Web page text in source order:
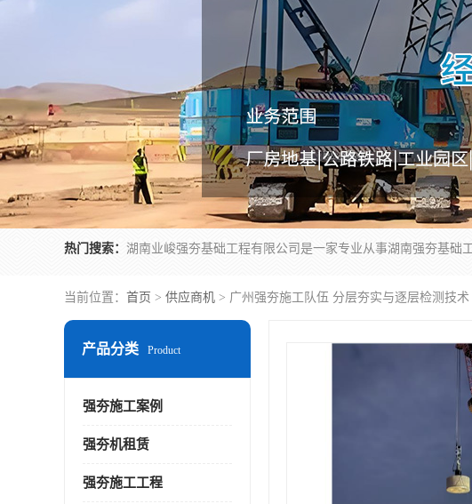
热门搜索：
当前位置： 首页 > 供应商机 > 广州强夯施工队伍 分层夯实与逐层检测技术
产品分类 Product
强夯施工案例
强夯机租赁
强夯施工工程